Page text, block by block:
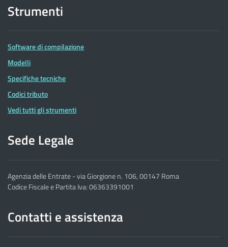
Strumenti
Software di compilazione
Modelli
Specifiche tecniche
Codici tributo
Vedi tutti gli strumenti
Sede Legale
Agenzia delle Entrate - via Giorgione n. 106, 00147 Roma
Codice Fiscale e Partita Iva: 06363391001
Contatti e assistenza